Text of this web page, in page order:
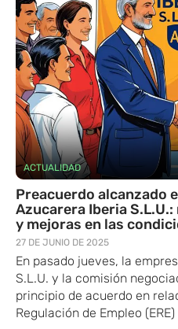
ACTUALIDAD
Preacuerdo alcanzado
Azucarera Iberia
y mejoras en las
27 DE JUNIO DE 2025
En pasado jueves, la
S.L.U. y la comisión
principio de acuerdo en
Regulación de Empleo